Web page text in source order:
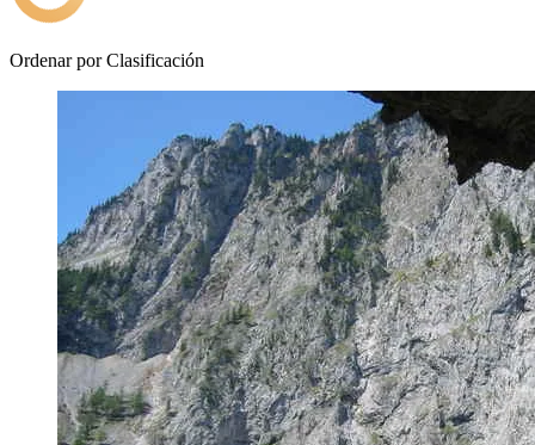
Ordenar por Clasificación